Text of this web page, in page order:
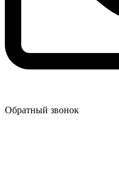
Обратный звонок